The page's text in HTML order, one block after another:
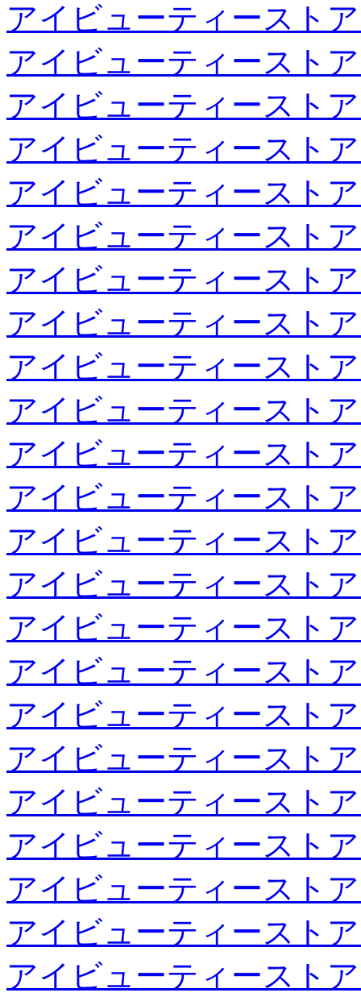
アイビューティースト
アイビューティースト
アイビューティースト
アイビューティースト
アイビューティースト
アイビューティースト
アイビューティースト
アイビューティースト
アイビューティースト
アイビューティースト
アイビューティースト
アイビューティースト
アイビューティースト
アイビューティースト
アイビューティースト
アイビューティースト
アイビューティースト
アイビューティースト
アイビューティースト
アイビューティースト
アイビューティースト
アイビューティースト
アイビューティースト